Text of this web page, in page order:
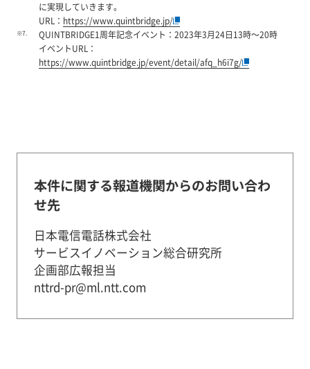
に実現していきます。
URL： https://www.quintbridge.jp/
※7.
QUINTBRIDGE1周年記念イベント：2023年3月24日13時～20時
イベントURL：
https://www.quintbridge.jp/event/detail/afq_h6i7g/
本件に関する報道機関からのお問い合わ
せ先
日本電信電話株式会社
サービスイノベーション総合研究所
企画部広報担当
nttrd-pr@ml.ntt.com